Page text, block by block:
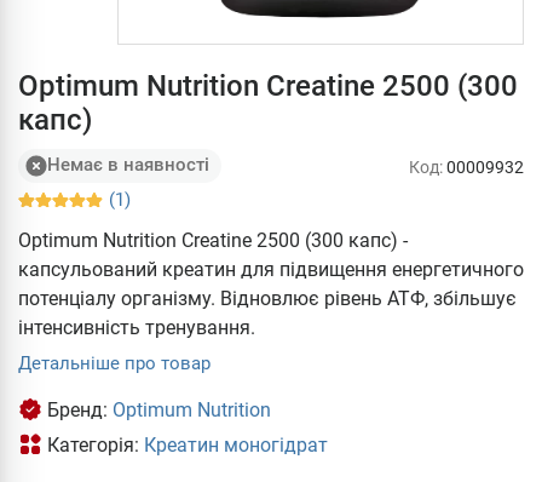
Optimum Nutrition Creatine 2500 (300
капс)
Немає в наявності
(1)
Код:00009932
Optimum Nutrition Creatine 2500 (300 капс) -
капсульований креатин для підвищення енергетичного
потенціалу організму. Відновлює рівень АТФ, збільшує
інтенсивність тренування.
Детальніше про товар
Бренд: Optimum Nutrition
Категорія: Креатин моногідрат